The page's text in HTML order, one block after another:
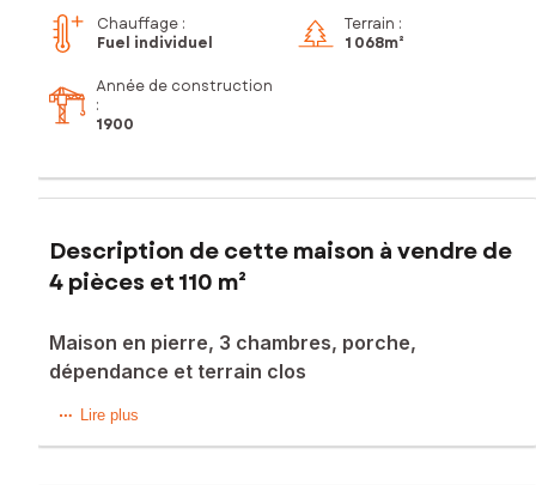
Chauffage :
Fuel individuel
Terrain :
1 068m²
Année de construction
:
1900
Description de cette maison à vendre de
4 pièces et 110 m²
Maison en pierre, 3 chambres, porche,
dépendance et terrain clos
A 20mn de Fougères et de Gorron, 10mn d'Ernée, venez
Lire plus